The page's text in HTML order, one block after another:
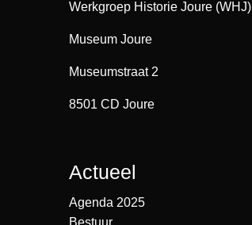
Werkgroep Historie Joure (WHJ)
Museum Joure
Museumstraat 2
8501 CD Joure
Actueel
Agenda 2025